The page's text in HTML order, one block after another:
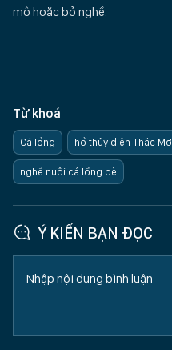
mô hoặc bỏ nghề.
Từ khoá
Cá lồng hồ thủy điện Thác Mơ
nghề nuôi cá lồng bè
Ý KIẾN BẠN ĐỌC